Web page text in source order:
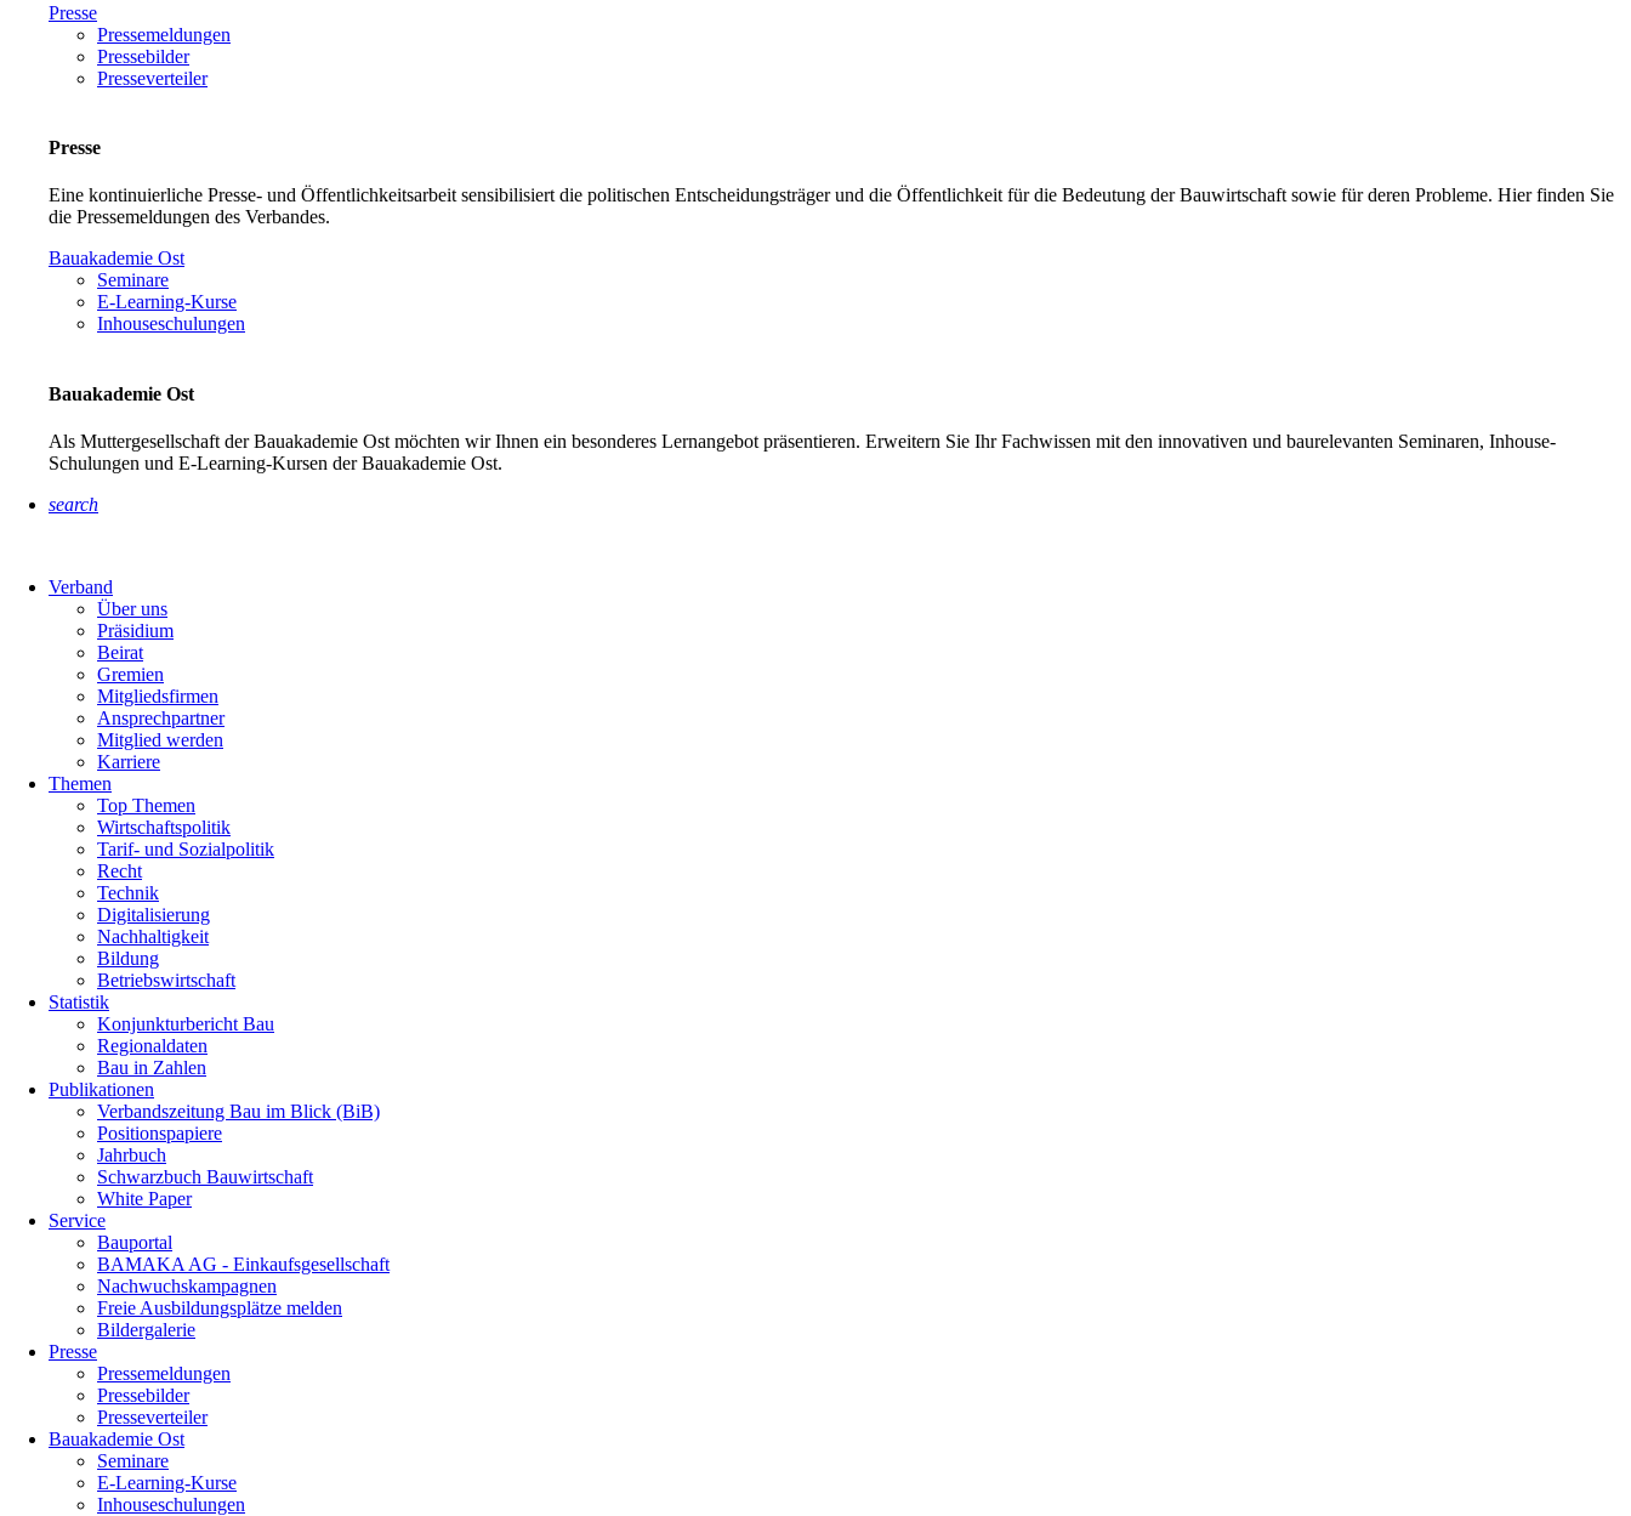
Presse
Pressemeldungen
Pressebilder
Presseverteiler
Presse
Eine kontinuierliche Presse- und Öffentlichkeitsarbeit sensibilisiert die politischen Entscheidungsträger und die Öffentlichkeit für die Bedeutung der Bauwirtschaft sowie für deren Probleme. Hier finden Sie
die Pressemeldungen des Verbandes.
Bauakademie Ost
Seminare
E-Learning-Kurse
Inhouseschulungen
Bauakademie Ost
Als Muttergesellschaft der Bauakademie Ost möchten wir Ihnen ein besonderes Lernangebot präsentieren. Erweitern Sie Ihr Fachwissen mit den innovativen und baurelevanten Seminaren, Inhouse-
Schulungen und E-Learning-Kursen der Bauakademie Ost.
search
Verband
Über uns
Präsidium
Beirat
Gremien
Mitgliedsfirmen
Ansprechpartner
Mitglied werden
Karriere
Themen
Top Themen
Wirtschaftspolitik
Tarif- und Sozialpolitik
Recht
Technik
Digitalisierung
Nachhaltigkeit
Bildung
Betriebswirtschaft
Statistik
Konjunkturbericht Bau
Regionaldaten
Bau in Zahlen
Publikationen
Verbandszeitung Bau im Blick (BiB)
Positionspapiere
Jahrbuch
Schwarzbuch Bauwirtschaft
White Paper
Service
Bauportal
BAMAKA AG - Einkaufsgesellschaft
Nachwuchskampagnen
Freie Ausbildungsplätze melden
Bildergalerie
Presse
Pressemeldungen
Pressebilder
Presseverteiler
Bauakademie Ost
Seminare
E-Learning-Kurse
Inhouseschulungen